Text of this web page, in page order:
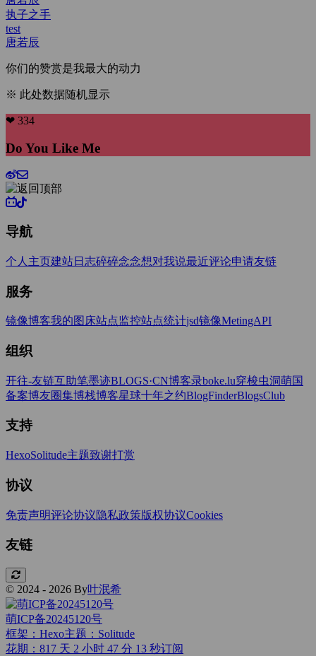
执子之手
test
唐若辰
你们的赞赏是我最大的动力
※ 此处数据随机显示
❤ 334
Do You Like Me
导航
个人主页建站日志碎碎念念想对我说最近评论申请友链
服务
镜像博客我的图床站点监控站点统计jsd镜像MetingAPI
组织
开往-友链互助笔墨迹BLOGS·CN博客录boke.lu穿梭虫洞萌国
备案博友圈集博栈博客星球十年之约BlogFinderBlogsClub
支持
HexoSolitude主题致谢打赏
协议
免责声明评论协议隐私政策版权协议Cookies
友链
© 2024 - 2026 By叶泯希
萌ICP备20245120号
框架：Hexo主题：Solitude
花期：817 天 2 小时 47 分 14 秒订阅